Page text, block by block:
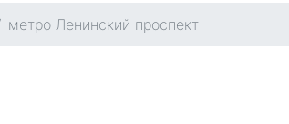
метро Ленинский проспект